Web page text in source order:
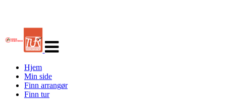
navigasjon
Hjem
Min side
Finn arrangør
Finn tur